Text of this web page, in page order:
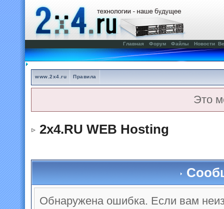
Главная Форум Файлы Новости
www.2x4.ru Правила
Это
2x4.RU WEB Hosting
Обнаружена ошибка. Если вам